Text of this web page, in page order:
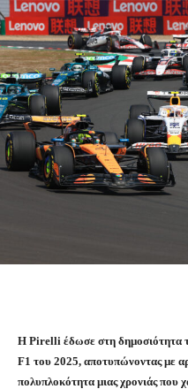
Η Pirelli έδωσε στη δημοσιότητα
F1 του 2025, αποτυπώνοντας με
πολυπλοκότητα μιας χρονιάς που